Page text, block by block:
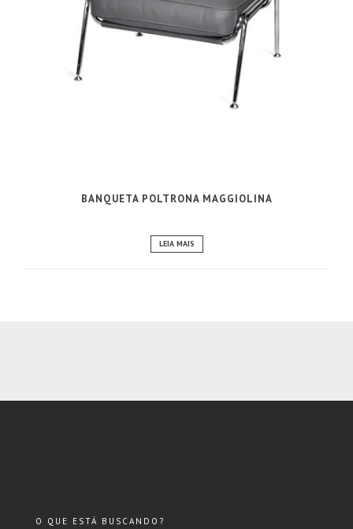
BANQUETA POLTRONA MAGGIOLINA
LEIA MAIS
O QUE ESTÁ BUSCANDO?